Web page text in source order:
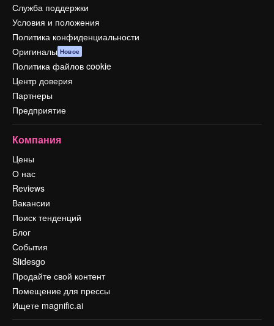
Служба поддержки
Условия и положения
Политика конфиденциальности
Оригиналы Новое
Политика файлов cookie
Центр доверия
Партнеры
Предприятие
Компания
Цены
О нас
Reviews
Вакансии
Поиск тенденций
Блог
События
Slidesgo
Продайте свой контент
Помещение для прессы
Ищете magnific.ai